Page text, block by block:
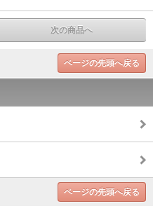
次の商品へ
ページの先頭へ戻る
ページの先頭へ戻る